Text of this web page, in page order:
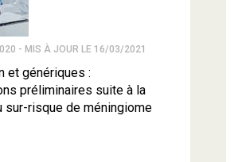
- MIS À JOUR LE 16/03/2021
et génériques :
préliminaires suite à la
sur-risque de méningiome